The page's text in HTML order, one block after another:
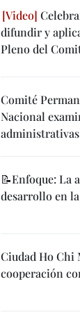
difundir y
Pleno del
Comité
Nacional
administrativas
📝Enfoque: La
desarrollo en
Ciudad Ho Chi
cooperación